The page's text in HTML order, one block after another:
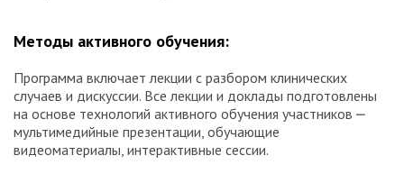
Методы активного обучения:
Программа включает лекции с разбором клинических
случаев и дискуссии. Все лекции и доклады подготовлены
на основе технологий активного обучения участников ⎼
мультимедийные презентации, обучающие
видеоматериалы, интерактивные сессии.